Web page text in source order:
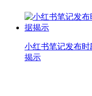
小红书笔记发布
揭示